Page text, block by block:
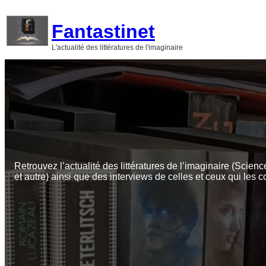
contenu
Fantastinet
L'actualité des littératures de l'imaginaire
Retrouvez l’actualité des littératures de l’imaginaire
et autre) ainsi que des interviews de celles et ceux qui les